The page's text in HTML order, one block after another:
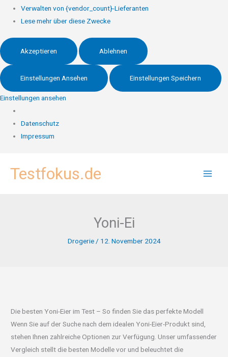
Verwalten von {vendor_count}-Lieferanten
Lese mehr über diese Zwecke
Akzeptieren Ablehnen
Einstellungen Ansehen Einstellungen Speichern
Einstellungen ansehen
Datenschutz
Impressum
InhaltTestfokus.de
Yoni-Ei
Drogerie/ 12. November 2024
Die besten Yoni-Eier im Test – So finden Sie das perfekte Modell
Wenn Sie auf der Suche nach dem idealen Yoni-Eier-Produkt sind,
stehen Ihnen zahlreiche Optionen zur Verfügung. Unser umfassender
Vergleich stellt die besten Modelle vor und beleuchtet die